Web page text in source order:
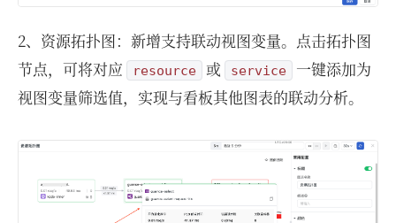
2、资源拓扑图：新增支持联动视图变量。点击拓扑图
节点，可将对应
resource 或 service
一键添加为
视图变量筛选值，实现与看板其他图表的联动分析。